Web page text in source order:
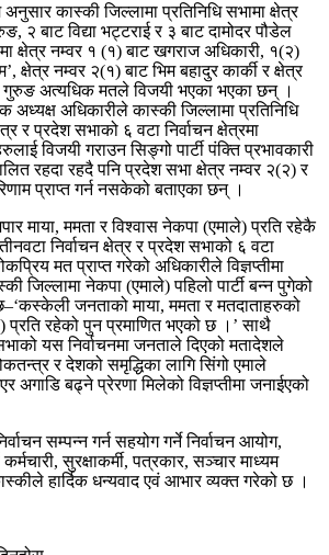
अनुसार कास्की जिल्लामा प्रतिनिधि सभामा क्षेत्र
२ बाट विद्या भट्टराई र ३ बाट दामोदर पौडेल
क्षेत्र नम्वर १ (१) बाट खगराज अधिकारी, १(२)
क्षेत्र नम्वर २(१) बाट भिम बहादुर कार्की र क्षेत्र
गुरुङ अत्यधिक मतले विजयी भएका भएका छन् ।
अध्यक्ष अधिकारीले कास्की जिल्लामा प्रतिनिधि
र प्रदेश सभाको ६ वटा निर्वाचन क्षेत्रमा
विजयी गराउन सिङ्गो पार्टी पंक्ति प्रभावकारी
रहदा रहदै पनि प्रदेश सभा क्षेत्र नम्वर २(२) र
प्राप्त गर्न नसकेको बताएका छन् ।
माया, ममता र विश्वास नेकपा (एमाले) प्रति रहेकै
निर्वाचन क्षेत्र र प्रदेश सभाको ६ वटा
मत प्राप्त गरेको अधिकारीले विज्ञप्तीमा
जिल्लामा नेकपा (एमाले) पहिलो पार्टी बन्न पुगेको
जनताको माया, ममता र मतदाताहरुको
प्रति रहेको पुन प्रमाणित भएको छ ।’ साथै
यस निर्वाचनमा जनताले दिएको मतादेशले
र देशको समृद्धिका लागि सिंगो एमाले
अगाडि बढ्ने प्रेरणा मिलेको विज्ञप्तीमा जनाईएको
सम्पन्न गर्न सहयोग गर्ने निर्वाचन आयोग,
सुरक्षाकर्मी, पत्रकार, सञ्चार माध्यम
हार्दिक धन्यवाद एवं आभार व्यक्त गरेको छ ।